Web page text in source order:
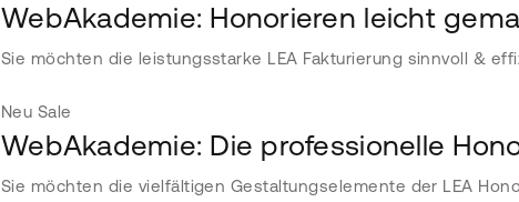
WebAkademie: Honorieren leicht
Sie möchten die leistungsstarke LEA Fakturierung sinnvoll &
Neu Sale
WebAkademie: Die professionelle
Sie möchten die vielfältigen Gestaltungselemente der LEA